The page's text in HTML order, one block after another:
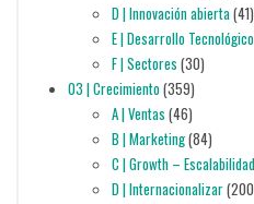
D | Innovación abierta(41)
E | Desarrollo Tecnológico
F | Sectores (30)
03 | Crecimiento(359)
A | Ventas (46)
B | Marketing(84)
C | Growth – Escalabilidad
D | Internacionalizar